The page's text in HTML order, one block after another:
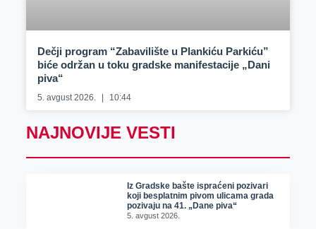
Dečji program “Zabavilište u Plankiću Parkiću”
biće održan u toku gradske manifestacije „Dani
piva“
5. avgust 2026. 10:44
NAJNOVIJE VESTI
Iz Gradske bašte ispraćeni pozivari
koji besplatnim pivom ulicama grada
pozivaju na 41. „Dane piva“
5. avgust 2026.